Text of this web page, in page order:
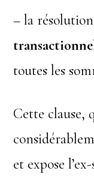
– la
toutes les
Cette clause,
et expose